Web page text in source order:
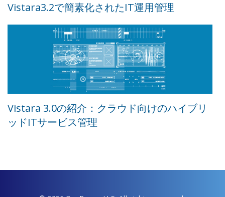
Vistara3.2で簡素化されたIT運用管理
Vistara 3.0の紹介：クラウド向けのハイブリ
ッドITサービス管理